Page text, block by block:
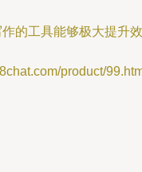
的工具能够极大提升效
product/